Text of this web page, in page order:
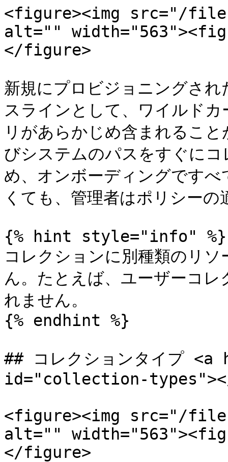
<figure><img src="/files/
alt=""
</figure>
新規にプロビジョニングさ
スラインとして、ワイルド
リがあらかじめ含まれるこ
びシステムのパスをすぐに
め、オンボーディングです
くても、管理者はポリシー
{% hint style="info" %}
コレクションに別種類のリ
ん。たとえば、ユーザーコ
れません。
{% endhint %}
## コレクションタイプ
id="collection-
<figure><img src="/files/
alt=""
</figure>